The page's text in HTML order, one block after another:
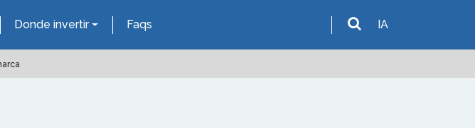
Donde invertir Faqs IA